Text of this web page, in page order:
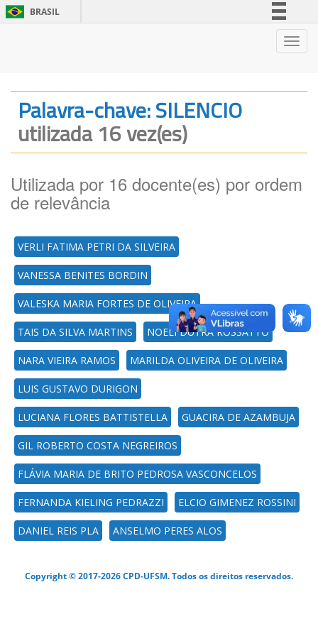
BRASIL
Legislação
Palavra-chave: SILENCIO
utilizada 16 vez(es)
Utilizada por 16 docente(es) por ordem
de relevância
VERLI FATIMA PETRI DA SILVEIRA
VANESSA BENITES BORDIN
VALESKA MARIA FORTES DE OLIVEIRA
TAIS DA SILVA MARTINS NOELI DUTRA ROSSATTO
NARA VIEIRA RAMOS MARILDA OLIVEIRA DE OLIVEIRA
LUIS GUSTAVO DURIGON
LUCIANA FLORES BATTISTELLA GUACIRA DE AZAMBUJA
GIL ROBERTO COSTA NEGREIROS
FLÁVIA MARIA DE BRITO PEDROSA VASCONCELOS
FERNANDA KIELING PEDRAZZI ELCIO GIMENEZ ROSSINI
DANIEL REIS PLA ANSELMO PERES ALOS
Copyright © 2017-2026 CPD-UFSM. Todos os direitos reservados.